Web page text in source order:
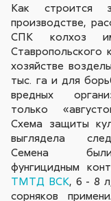
Как строится
производстве,
СПК колхоз
Ставропольского
хозяйстве
тыс. га и для
вредных
только
Схема защиты
выглядела
Семена
фунгицидным
ТМТД ВСК, 6 - 8
сорняков